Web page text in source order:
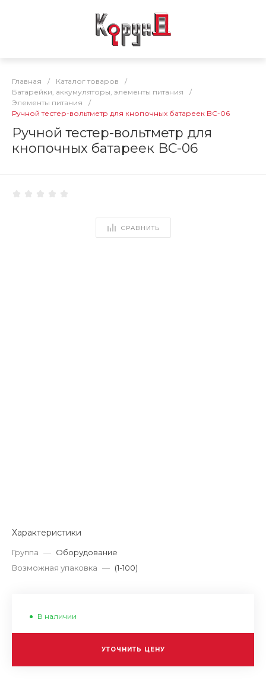
Главная / Каталог товаров
/
Батарейки, аккумуляторы, элементы питания
/
Элементы питания
/
Ручной тестер-вольтметр для кнопочных батареек BC-06
Ручной тестер-вольтметр для
кнопочных батареек BC-06
СРАВНИТЬ
Характеристики
Группа — Оборудование
Возможная упаковка — (1-100)
В наличии
УТОЧНИТЬ ЦЕНУ